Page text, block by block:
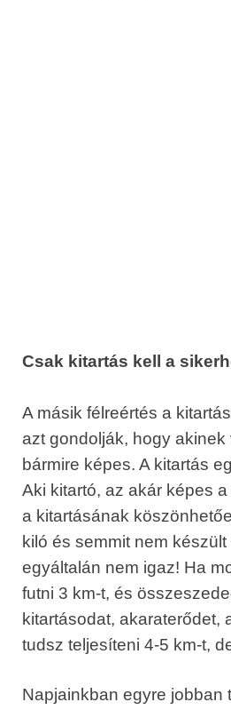
Csak kitartás kell a
A másik félreértés a
azt gondolják, hogy akinek
bármire képes. A kitartás
Aki kitartó, az akár képes
a kitartásának
kiló és semmit nem
egyáltalán nem igaz! Ha
futni 3 km-t, és
kitartásodat, akaraterődet,
tudsz teljesíteni 4-5 km-t,
Napjainkban egyre jobban